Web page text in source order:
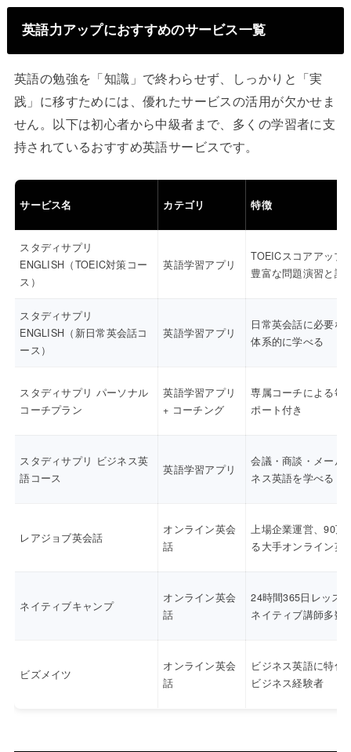
英語力アップにおすすめのサービス一覧
英語の勉強を「知識」で終わらせず、しっかりと「実
践」に移すためには、優れたサービスの活用が欠かせま
せん。以下は初心者から中級者まで、多くの学習者に支
持されているおすすめ英語サービスです。
サービス名 カテゴリ 特徴
スタディサプリ
ENGLISH（TOEIC対策コー
ス）
英語学習アプリ
TOEICスコアアップ
豊富な問題演習と講
スタディサプリ
ENGLISH（新日常英会話コ
ース）
英語学習アプリ
日常英会話に必要な
体系的に学べる
スタディサプリ パーソナル
コーチプラン
英語学習アプリ
+ コーチング
専属コーチによる毎
ポート付き
スタディサプリ ビジネス英
語コース
英語学習アプリ
会議・商談・メール
ネス英語を学べる
レアジョブ英会話
オンライン英会
話
上場企業運営、90万
る大手オンライン英
ネイティブキャンプ
オンライン英会
話
24時間365日レッス
ネイティブ講師多数
ビズメイツ
オンライン英会
話
ビジネス英語に特化
ビジネス経験者